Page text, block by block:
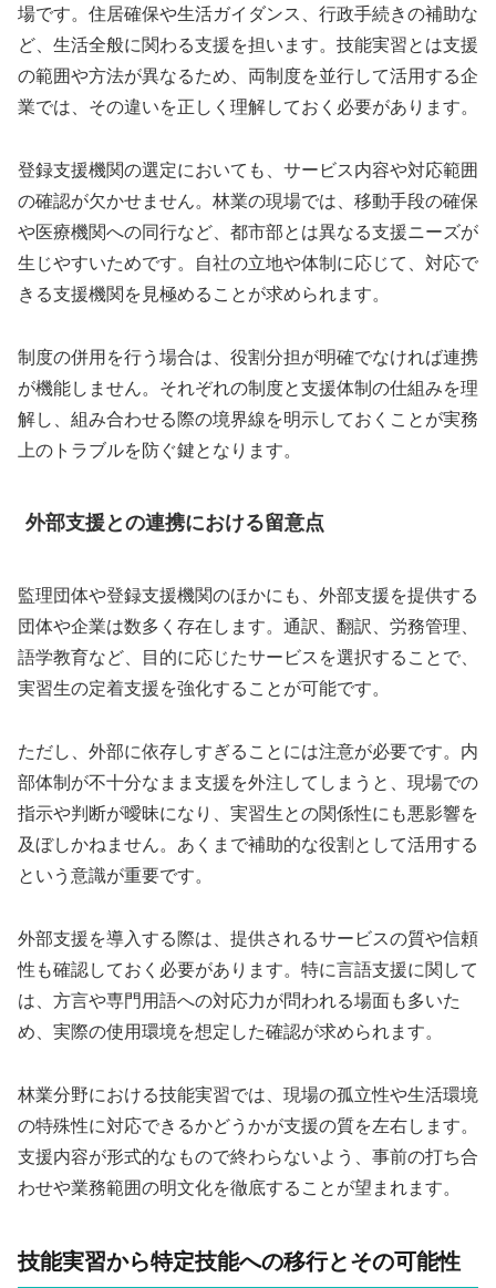
場です。住居確保や生活ガイダンス、行政手続きの補助な
ど、生活全般に関わる支援を担います。技能実習とは支援
の範囲や方法が異なるため、両制度を並行して活用する企
業では、その違いを正しく理解しておく必要があります。
登録支援機関の選定においても、サービス内容や対応範囲
の確認が欠かせません。林業の現場では、移動手段の確保
や医療機関への同行など、都市部とは異なる支援ニーズが
生じやすいためです。自社の立地や体制に応じて、対応で
きる支援機関を見極めることが求められます。
制度の併用を行う場合は、役割分担が明確でなければ連携
が機能しません。それぞれの制度と支援体制の仕組みを理
解し、組み合わせる際の境界線を明示しておくことが実務
上のトラブルを防ぐ鍵となります。
外部支援との連携における留意点
監理団体や登録支援機関のほかにも、外部支援を提供する
団体や企業は数多く存在します。通訳、翻訳、労務管理、
語学教育など、目的に応じたサービスを選択することで、
実習生の定着支援を強化することが可能です。
ただし、外部に依存しすぎることには注意が必要です。内
部体制が不十分なまま支援を外注してしまうと、現場での
指示や判断が曖昧になり、実習生との関係性にも悪影響を
及ぼしかねません。あくまで補助的な役割として活用する
という意識が重要です。
外部支援を導入する際は、提供されるサービスの質や信頼
性も確認しておく必要があります。特に言語支援に関して
は、方言や専門用語への対応力が問われる場面も多いた
め、実際の使用環境を想定した確認が求められます。
林業分野における技能実習では、現場の孤立性や生活環境
の特殊性に対応できるかどうかが支援の質を左右します。
支援内容が形式的なもので終わらないよう、事前の打ち合
わせや業務範囲の明文化を徹底することが望まれます。
技能実習から特定技能への移行とその可能性